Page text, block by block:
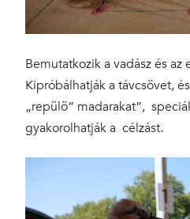
Bemutatkozik a vadász és az
Kipróbálhatják a távcsövet,
„repülö” madarakat”,
gyakorolhatják a célzást.